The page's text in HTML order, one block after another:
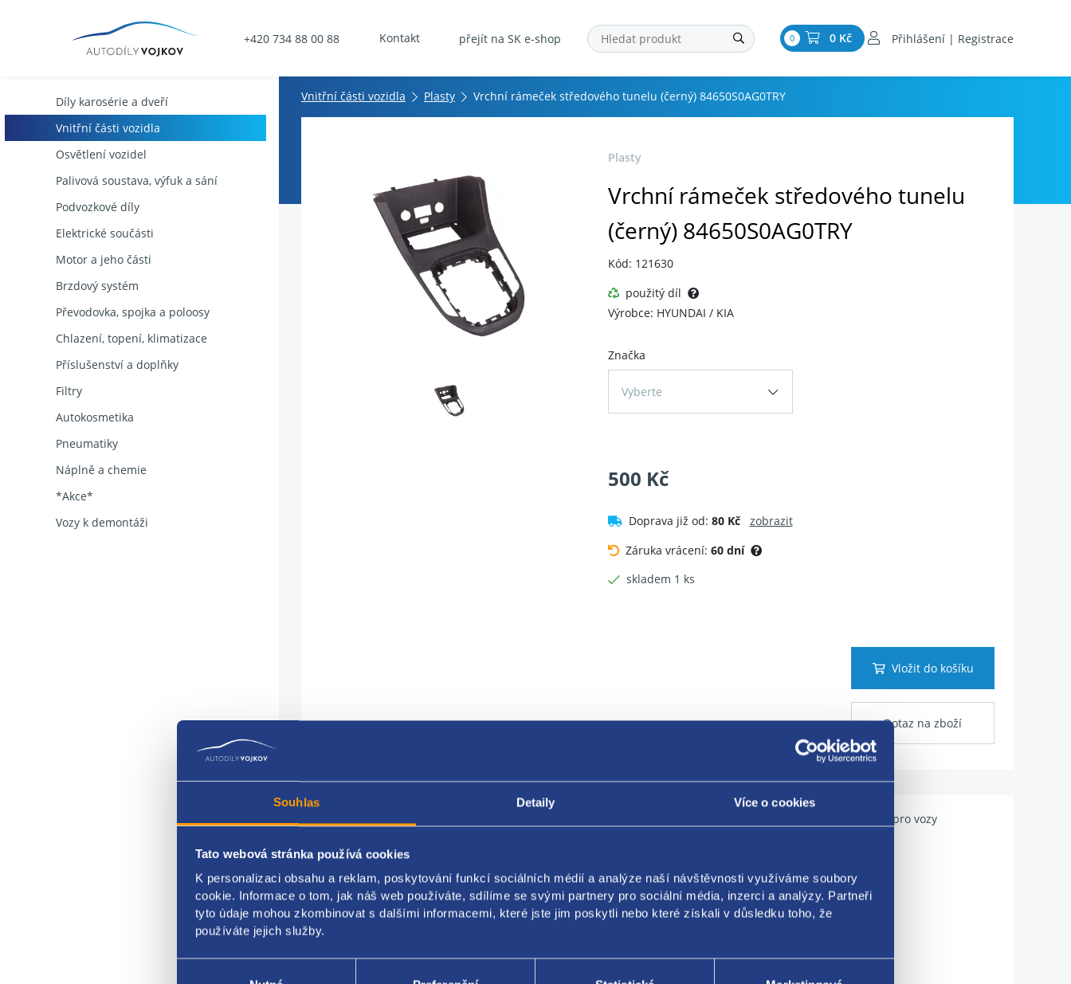
Souhlas Detaily Více o cookies
Tato webová stránka používá cookies
K personalizaci obsahu a reklam, poskytování funkcí sociálních médií a analýze naší návštěvnosti využíváme soubory
cookie. Informace o tom, jak náš web používáte, sdílíme se svými partnery pro sociální média, inzerci a analýzy. Partneři
tyto údaje mohou zkombinovat s dalšími informacemi, které jste jim poskytli nebo které získali v důsledku toho, že
používáte jejich služby.
+420 734 88 00 88 Kontakt přejít na SK e-shop 0 0 Kč Přihlášení | Registrace
Díly karosérie a dveří
Vnitřní části vozidla
Osvětlení vozidel
Palivová soustava, výfuk a sání
Podvozkové díly
Elektrické součásti
Motor a jeho části
Brzdový systém
Převodovka, spojka a poloosy
Chlazení, topení, klimatizace
Příslušenství a doplňky
Filtry
Autokosmetika
Pneumatiky
Náplně a chemie
*Akce*
Vozy k demontáži
Vnitřní části vozidla Plasty Vrchní rámeček středového tunelu (černý) 84650S0AG0TRY
Plasty
Vrchní rámeček středového tunelu
(černý) 84650S0AG0TRY
Kód: 121630
použitý díl
Výrobce: HYUNDAI / KIA
Značka
Vyberte
500 Kč
Doprava již od: 80 Kč
zobrazit
Záruka vrácení: 60 dní
skladem 1 ks
Vložit do košíku
Dotaz na zboží
Použitelné pro vozy
Vrchní rámeček středového tunelu
Barva: černá